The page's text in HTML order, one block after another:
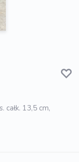
całk. 13,5 cm,